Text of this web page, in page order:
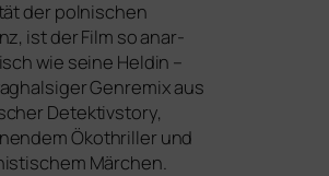
der pol­ni­schen
ist der Film so anar­
wie sei­ne Heldin –
Genremix aus
Detektivstory,
Ökothriller und
Märchen.